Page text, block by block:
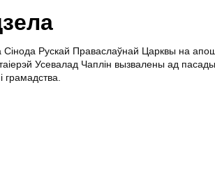
Рускай Праваслаўнай Царквы на
Усевалад Чаплін вызвалены ад
грамадства.